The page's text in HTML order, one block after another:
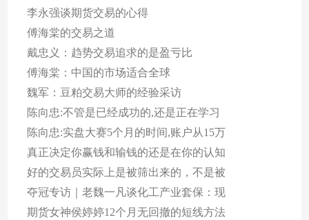
李永强谈期货交易的心得
傅海棠的交易之道
戴忠义：趋势交易追求的是盈亏比
傅海棠：中国的市场适合全球
魏军：豆粕交易大师的经验采访
陈向忠:不管是已经成功的,还是正在学习
陈向忠:实盘大赛5个月的时间,账户从15万
真正决定你赢钱和输钱的还是在你的认知
好的交易员实际上是被筛出来的，不是被
夺冠专访｜老魏一凡谈化工产业套保：现
期货女神侯婷婷12个月无回撤的短线方法